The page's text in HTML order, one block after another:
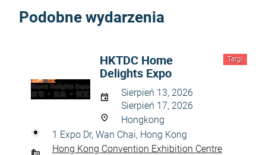
Podobne wydarzenia
Targi
HKTDC Home
Delights Expo
Sierpień 13, 2026
Sierpień 17, 2026
Hongkong
1 Expo Dr, Wan Chai, Hong Kong
Hong Kong Convention Exhibition Centre